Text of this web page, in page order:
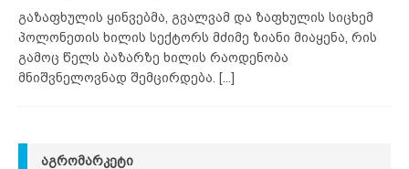
გაზაფხულის ყინვებმა, გვალვამ და ზაფხულის სიცხემ
პოლონეთის ხილის სექტორს მძიმე ზიანი მიაყენა, რის
გამოც წელს ბაზარზე ხილის რაოდენობა
მნიშვნელოვნად შემცირდება.
[...]
ᲐᲒᲠᲝᲛᲐᲠᲙᲔᲢᲘ